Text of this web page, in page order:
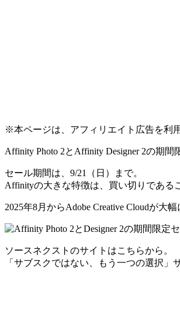
※本ページは、アフィリエイト広告を利
Affinity Photo 2とAffinity Designer 2の期
セール期間は、9/21（日）まで。
Affinityの大きな特徴は、 買い切り である
2025年8月からAdobe Creative Cloudが大
ソースネクストのサイトはこちらから。
「サブスクではない、もう一つの選択」